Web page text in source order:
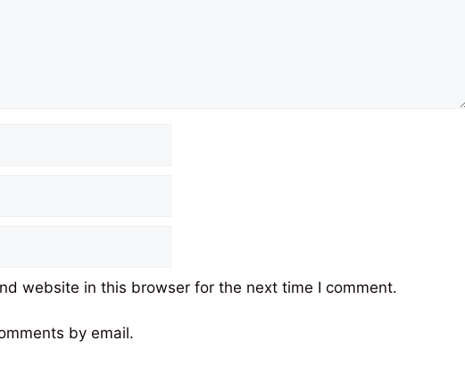
website in this browser for the next time I comment.
by email.